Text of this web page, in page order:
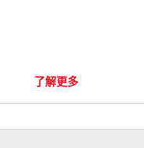
了解更多